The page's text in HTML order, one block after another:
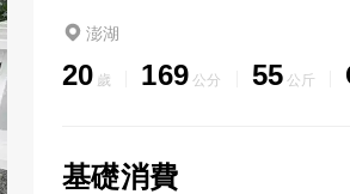
澎湖
20 歲 169 公分 55 公斤
基礎消費